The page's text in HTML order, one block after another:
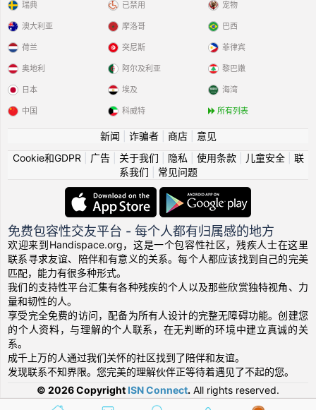
瑞典 已禁用 宠物
澳大利亚
荷兰
奥地利
日本
中国
摩洛哥
突尼斯
阿尔及利亚
埃及
科威特
巴西
菲律宾
黎巴嫩
海湾
所有列表
新闻 诈骗者| 商店| 意见
Cookie和GDPR
广告| 关于我们 隐私 使用条款| 儿童安全| 联
系我们
常见问题
免费包容性交友平台 - 每个人都有归属感的地方
欢迎来到Handispace.org，这是一个包容性社区，残疾人士在这里
联系寻求友谊、陪伴和有意义的关系。每个人都应该找到自己的完美
匹配，能力有很多种形式。
我们的支持性平台汇集有各种残疾的个人以及那些欣赏独特视角、力
量和韧性的人。
享受完全免费的访问，配备为所有人设计的完整无障碍功能。创建您
的个人资料，与理解的个人联系，在无判断的环境中建立真诚的关
系。
成千上万的人通过我们关怀的社区找到了陪伴和友谊。
发现联系不知界限。您完美的理解伙伴正等待着遇见了不起的您。
© 2026 Copyright ISN Connect. All rights reserved.